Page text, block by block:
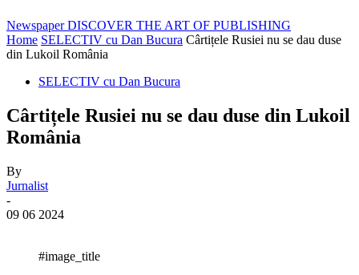
Newspaper DISCOVER THE ART OF PUBLISHING
Home SELECTIV cu Dan Bucura Cârtițele Rusiei nu se dau duse
din Lukoil România
SELECTIV cu Dan Bucura
Cârtițele Rusiei nu se dau duse din Lukoil
România
By
Jurnalist
-
09 06 2024
#image_title